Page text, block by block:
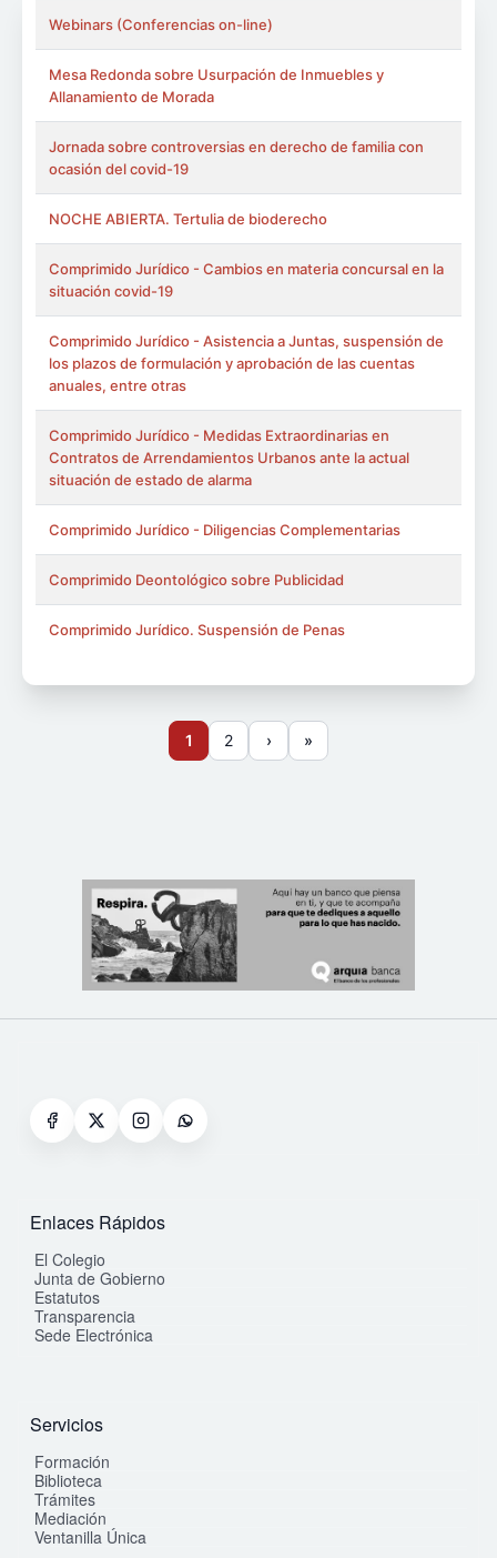
Webinars (Conferencias on-line)
Mesa Redonda sobre Usurpación de Inmuebles y
Allanamiento de Morada
Jornada sobre controversias en derecho de familia con
ocasión del covid-19
NOCHE ABIERTA. Tertulia de bioderecho
Comprimido Jurídico - Cambios en materia concursal en la
situación covid-19
Comprimido Jurídico - Asistencia a Juntas, suspensión de
los plazos de formulación y aprobación de las cuentas
anuales, entre otras
Comprimido Jurídico - Medidas Extraordinarias en
Contratos de Arrendamientos Urbanos ante la actual
situación de estado de alarma
Comprimido Jurídico - Diligencias Complementarias
Comprimido Deontológico sobre Publicidad
Comprimido Jurídico. Suspensión de Penas
Paginación
Página actual
1 Page
2 Siguiente página
› Última página
»
Enlaces Rápidos
El Colegio
Junta de Gobierno
Estatutos
Transparencia
Sede Electrónica
Servicios
Formación
Biblioteca
Trámites
Mediación
Ventanilla Única